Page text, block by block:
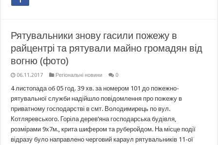
Рятувальники знову гасили пожежу в
райцентрі та рятували майно громадян від
вогню (фото)
06.11.2017 Регіональні новини 0
4 листопада об 05 год. 39 хв. за номером 101 до пожежно-
рятувальної служби надійшло повідомлення про пожежу в
приватному господарстві в смт. Володимирець по вул.
Котляревського. Горіла дерев’яна господарська будівля,
розмірами 9х7м., крита шифером та руберойдом. На місце події
відразу було направлено черговий караул рятувальників 11-ої